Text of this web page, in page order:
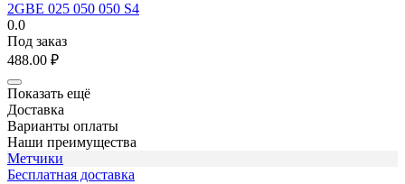
2GBE 025 050 050 S4
0.0
Под заказ
488.00 ₽
Показать ещё
Доставка
Варианты оплаты
Наши преимущества
Метчики
Бесплатная доставка